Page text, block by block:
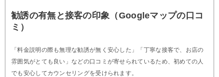
勧誘の有無と接客の印象（Googleマップの口コ
ミ）
「料金説明の際も無理な勧誘が無く安心した」「丁寧な接客で、お店の
雰囲気がとても良い」などの口コミが寄せられているため、初めての人
でも安心してカウンセリングを受けられます。